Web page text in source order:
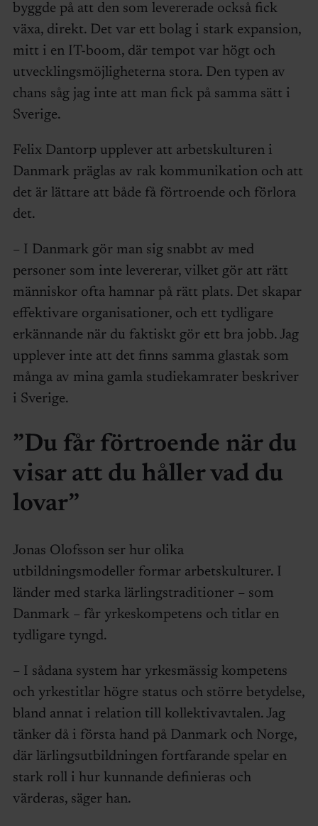
byggde på att den som levererade också fick
växa, direkt. Det var ett bolag i stark expansion,
mitt i en IT-boom, där tempot var högt och
utvecklingsmöjligheterna stora. Den typen av
chans såg jag inte att man fick på samma sätt i
Sverige.
Felix Dantorp upplever att arbetskulturen i
Danmark präglas av rak kommunikation och att
det är lättare att både få förtroende och förlora
det.
– I Danmark gör man sig snabbt av med
personer som inte levererar, vilket gör att rätt
människor ofta hamnar på rätt plats. Det skapar
effektivare organisationer, och ett tydligare
erkännande när du faktiskt gör ett bra jobb. Jag
upplever inte att det finns samma glastak som
många av mina gamla studiekamrater beskriver
i Sverige.
”Du får förtroende när du
visar att du håller vad du
lovar”
Jonas Olofsson ser hur olika
utbildningsmodeller formar arbetskulturer. I
länder med starka lärlingstraditioner – som
Danmark – får yrkeskompetens och titlar en
tydligare tyngd.
– I sådana system har yrkesmässig kompetens
och yrkestitlar högre status och större betydelse,
bland annat i relation till kollektivavtalen. Jag
tänker då i första hand på Danmark och Norge,
där lärlingsutbildningen fortfarande spelar en
stark roll i hur kunnande definieras och
värderas, säger han.